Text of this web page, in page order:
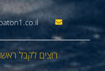
רוצים לקבל